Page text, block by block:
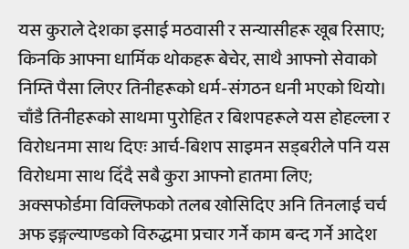
यस कुराले देशका इसाई मठवासी र सन्यासीहरू खूब रिसाए;
किनकि आफ्ना धार्मिक थोकहरू बेचेर, साथै आफ्नो सेवाको
निम्ति पैसा लिएर तिनीहरूको धर्म-संगठन धनी भएको थियो।
चाँडै तिनीहरूको साथमा पुरोहित र बिशपहरूले यस होहल्ला र
विरोधनमा साथ दिएः आर्च-बिशप साइमन सड्बरीले पनि यस
विरोधमा साथ दिँदै सबै कुरा आफ्नो हातमा लिए;
अक्सफोर्डमा विक्लिफको तलब खोसिदिए अनि तिनलाई चर्च
अफ इङ्गल्याण्डको विरुद्धमा प्रचार गर्ने काम बन्द गर्ने आदेश